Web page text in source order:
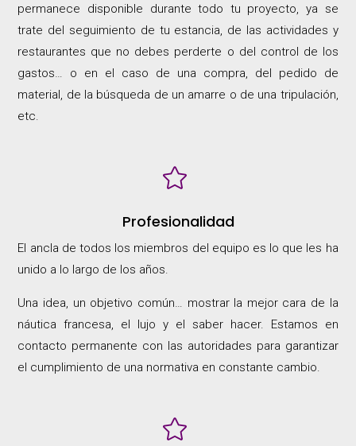
permanece disponible durante todo tu proyecto, ya se
trate del seguimiento de tu estancia, de las actividades y
restaurantes que no debes perderte o del control de los
gastos… o en el caso de una compra, del pedido de
material, de la búsqueda de un amarre o de una tripulación,
etc.

Profesionalidad
El ancla de todos los miembros del equipo es lo que les ha
unido a lo largo de los años.
Una idea, un objetivo común… mostrar la mejor cara de la
náutica francesa, el lujo y el saber hacer. Estamos en
contacto permanente con las autoridades para garantizar
el cumplimiento de una normativa en constante cambio.
